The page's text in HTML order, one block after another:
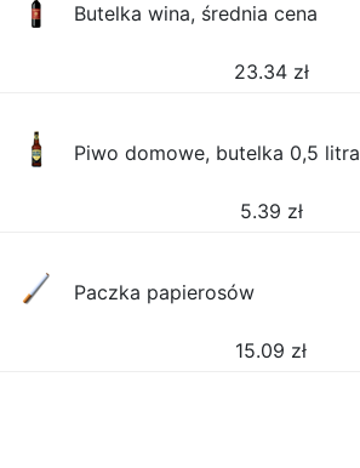
Butelka wina, średnia cena
23.34 zł
Piwo domowe, butelka 0,5 litra
5.39 zł
Paczka papierosów
15.09 zł